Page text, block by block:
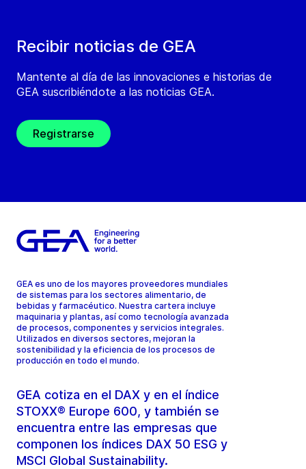
Recibir noticias de GEA
Mantente al día de las innovaciones e historias de
GEA suscribiéndote a las noticias GEA.
Registrarse
GEA es uno de los mayores proveedores mundiales
de sistemas para los sectores alimentario, de
bebidas y farmacéutico. Nuestra cartera incluye
maquinaria y plantas, así como tecnología avanzada
de procesos, componentes y servicios integrales.
Utilizados en diversos sectores, mejoran la
sostenibilidad y la eficiencia de los procesos de
producción en todo el mundo.
GEA cotiza en el DAX y en el índice
STOXX® Europe 600, y también se
encuentra entre las empresas que
componen los índices DAX 50 ESG y
MSCI Global Sustainability.